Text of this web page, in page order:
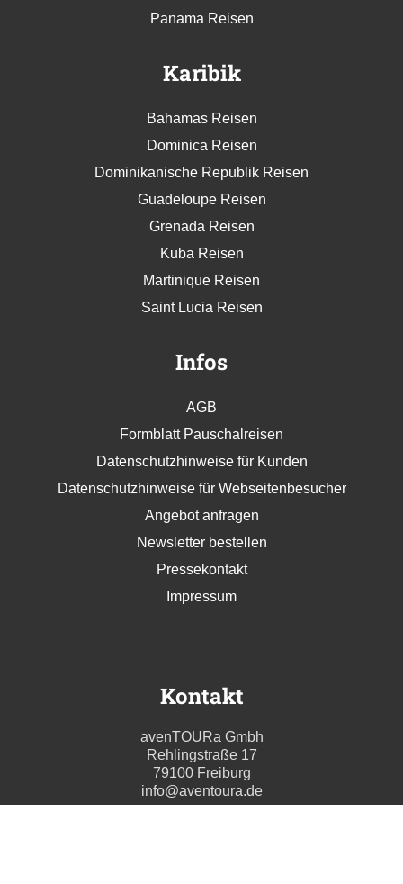
Panama Reisen
Karibik
Bahamas Reisen
Dominica Reisen
Dominikanische Republik Reisen
Guadeloupe Reisen
Grenada Reisen
Kuba Reisen
Martinique Reisen
Saint Lucia Reisen
Infos
AGB
Formblatt Pauschalreisen
Datenschutzhinweise für Kunden
Datenschutzhinweise für Webseitenbesucher
Angebot anfragen
Newsletter bestellen
Pressekontakt
Impressum
Kontakt
avenTOURa Gmbh
Rehlingstraße 17
79100 Freiburg
info@aventoura.de